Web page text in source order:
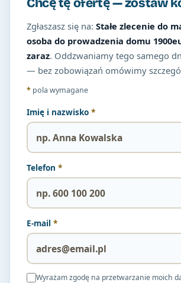
Zgłaszasz się na: Stałe zlecenie do
osoba do prowadzenia domu
zaraz. Oddzwaniamy tego samego
— bez zobowiązań omówimy
* pola wymagane
Imię i nazwisko *
Telefon *
E-mail *
Wyrażam zgodę na przetwarzanie moich